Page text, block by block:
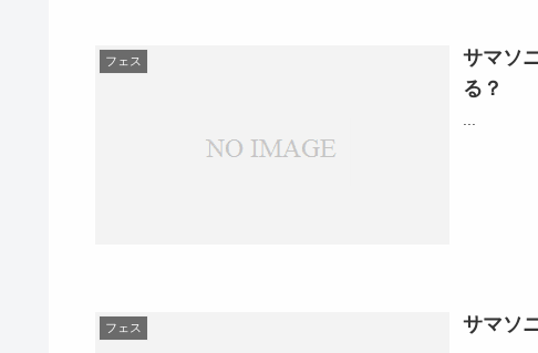
フェス
サマソ
る？
フェス サマソ